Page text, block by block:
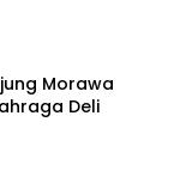
Morawa
Deli